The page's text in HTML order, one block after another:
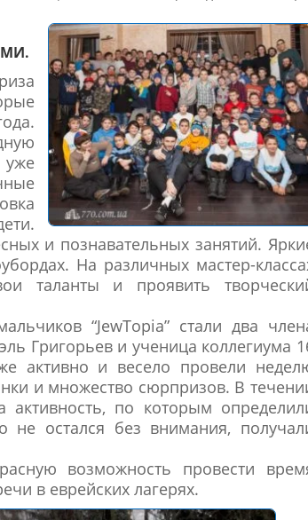
и познавательных занятий.
На различных мастер-
таланты и проявить
“JewTopia” стали два
Григорьев и ученица коллегиума
активно и весело провели
и множество сюрпризов. В
активность, по которым
не остался без внимания,
возможность провести
в еврейских лагерях.